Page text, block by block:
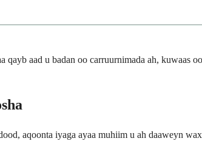
aad u badan oo carruurnimada ah, kuwaas
aqoonta iyaga ayaa muhiim u ah daaweyn